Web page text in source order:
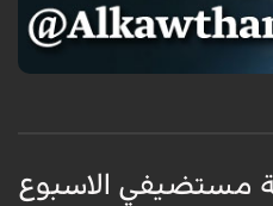
مستضيفي الاسبوع